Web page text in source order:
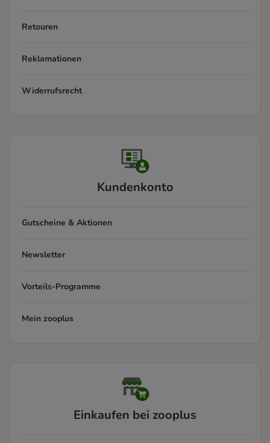
Retouren
Reklamationen
Widerrufsrecht
Kundenkonto
Gutscheine & Aktionen
Newsletter
Vorteils-Programme
Mein zooplus
Einkaufen bei zooplus